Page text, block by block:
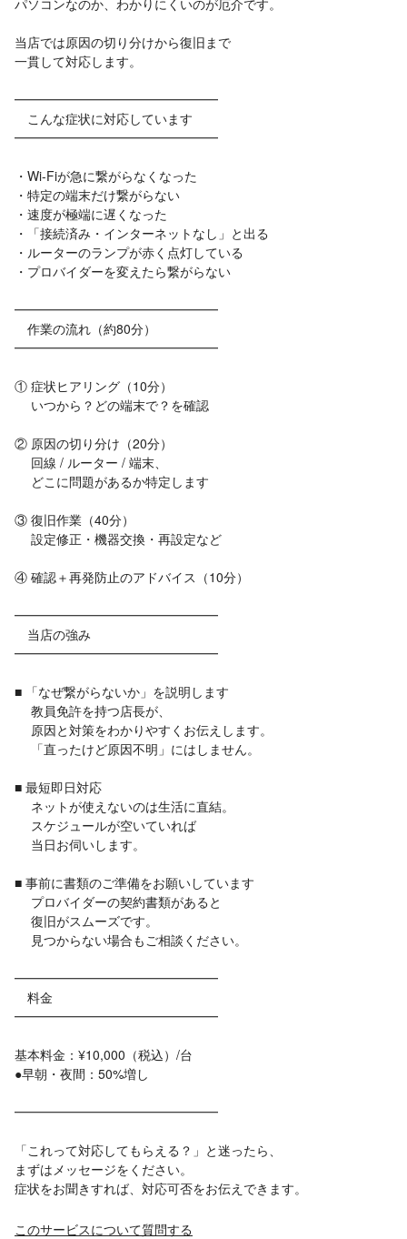
パソコンなのか、わかりにくいのが厄介です。
当店では原因の切り分けから復旧まで
一貫して対応します。
━━━━━━━━━━━━━━━━
こんな症状に対応しています
━━━━━━━━━━━━━━━━
・Wi-Fiが急に繋がらなくなった
・特定の端末だけ繋がらない
・速度が極端に遅くなった
・「接続済み・インターネットなし」と出る
・ルーターのランプが赤く点灯している
・プロバイダーを変えたら繋がらない
━━━━━━━━━━━━━━━━
作業の流れ（約80分）
━━━━━━━━━━━━━━━━
① 症状ヒアリング（10分）
いつから？どの端末で？を確認
② 原因の切り分け（20分）
回線 / ルーター / 端末、
どこに問題があるか特定します
③ 復旧作業（40分）
設定修正・機器交換・再設定など
④ 確認＋再発防止のアドバイス（10分）
━━━━━━━━━━━━━━━━
当店の強み
━━━━━━━━━━━━━━━━
■ 「なぜ繋がらないか」を説明します
教員免許を持つ店長が、
原因と対策をわかりやすくお伝えします。
「直ったけど原因不明」にはしません。
■ 最短即日対応
ネットが使えないのは生活に直結。
スケジュールが空いていれば
当日お伺いします。
■ 事前に書類のご準備をお願いしています
プロバイダーの契約書類があると
復旧がスムーズです。
見つからない場合もご相談ください。
━━━━━━━━━━━━━━━━
料金
━━━━━━━━━━━━━━━━
基本料金：¥10,000（税込）/台
●早朝・夜間：50%増し
━━━━━━━━━━━━━━━━
「これって対応してもらえる？」と迷ったら、
まずはメッセージをください。
症状をお聞きすれば、対応可否をお伝えできます。
このサービスについて質問する